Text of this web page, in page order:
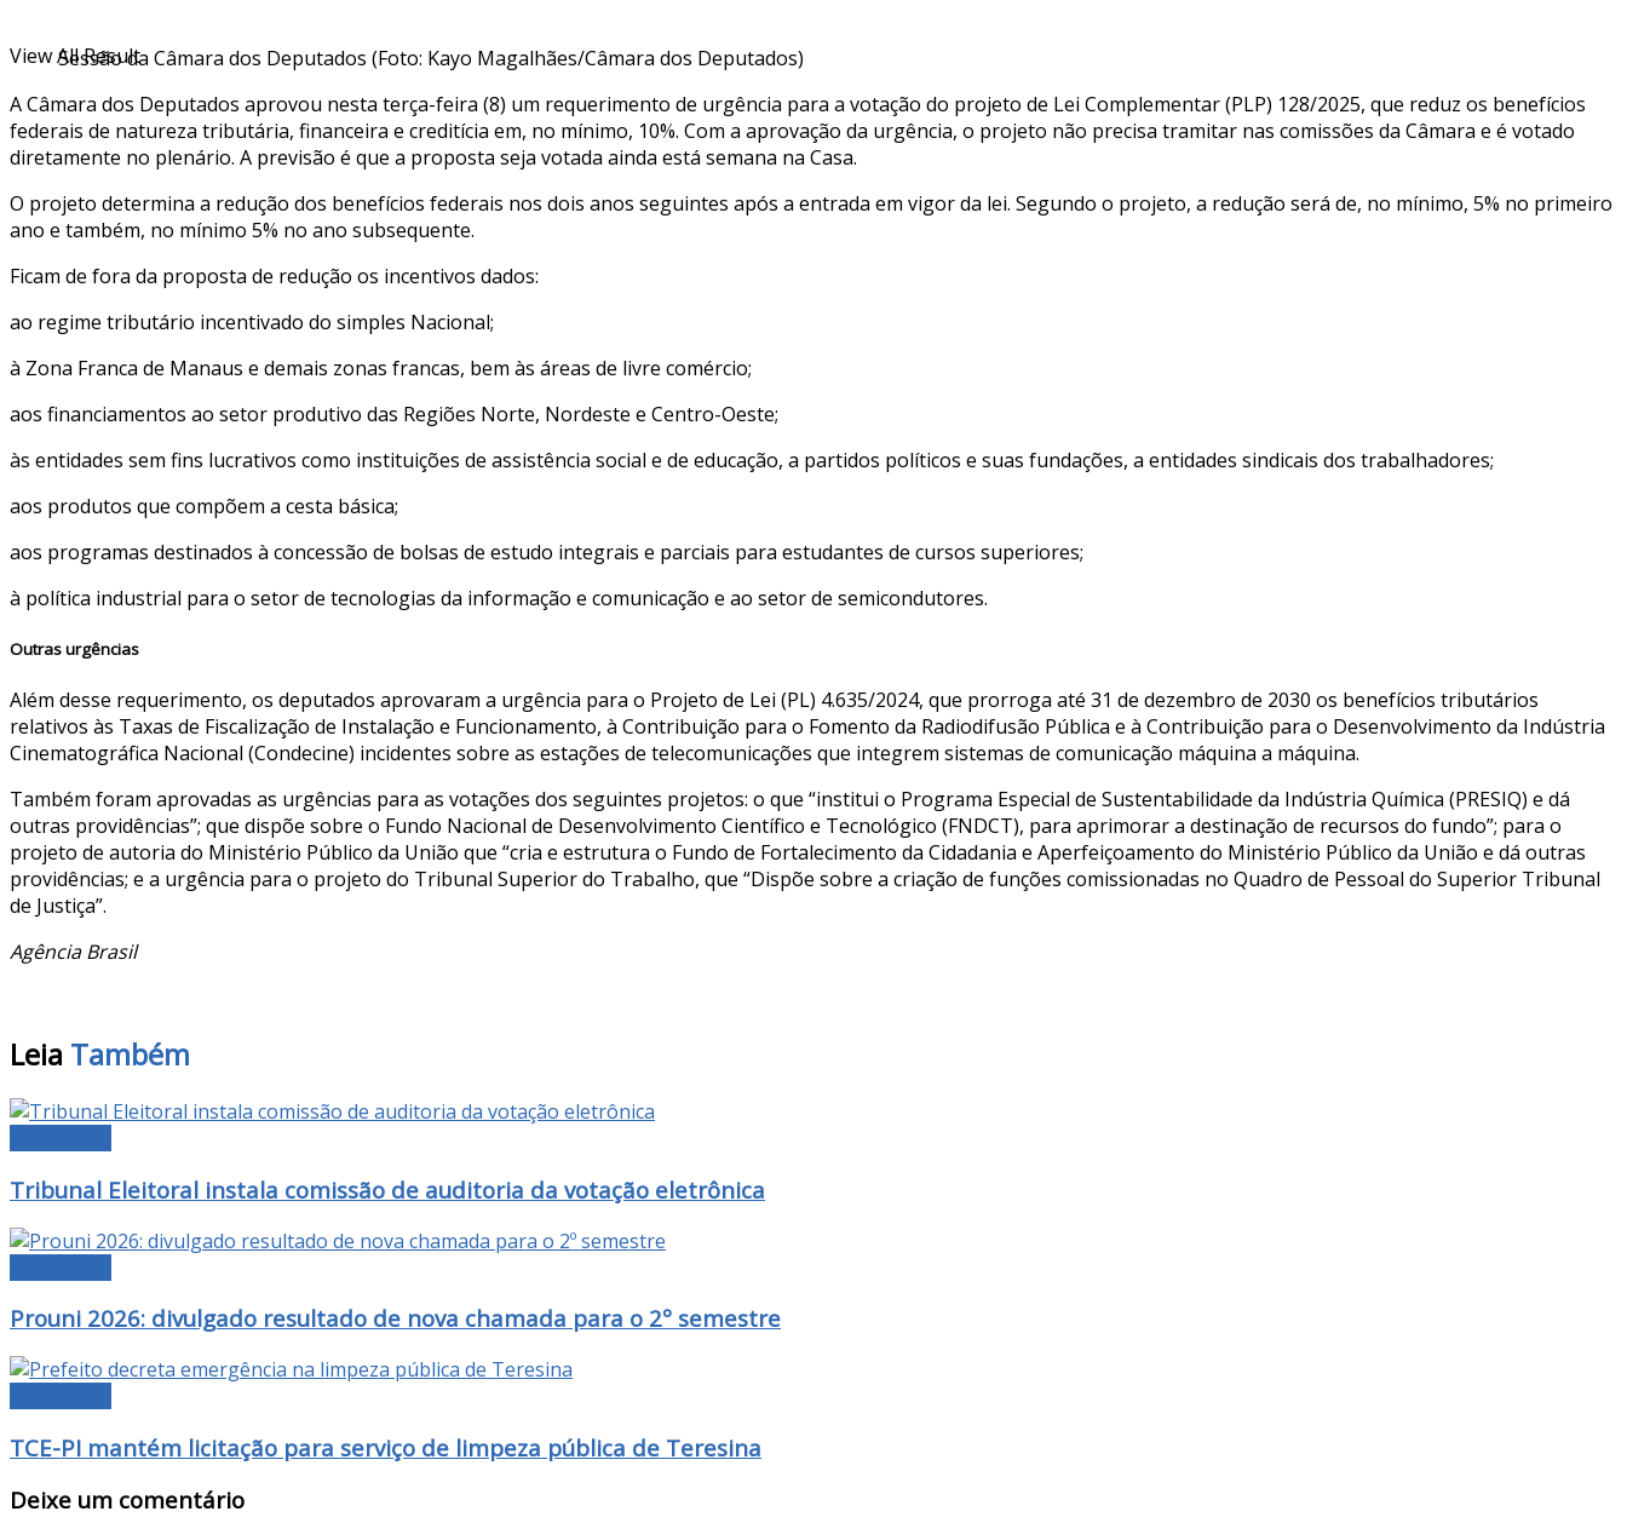
View All Result
Sessão da Câmara dos Deputados (Foto: Kayo Magalhães/Câmara dos Deputados)
A Câmara dos Deputados aprovou nesta terça-feira (8) um requerimento de urgência para a votação do projeto de Lei Complementar (PLP) 128/2025, que reduz os benefícios
federais de natureza tributária, financeira e creditícia em, no mínimo, 10%. Com a aprovação da urgência, o projeto não precisa tramitar nas comissões da Câmara e é votado
diretamente no plenário. A previsão é que a proposta seja votada ainda está semana na Casa.
O projeto determina a redução dos benefícios federais nos dois anos seguintes após a entrada em vigor da lei. Segundo o projeto, a redução será de, no mínimo, 5% no primeiro
ano e também, no mínimo 5% no ano subsequente.
Ficam de fora da proposta de redução os incentivos dados:
ao regime tributário incentivado do simples Nacional;
à Zona Franca de Manaus e demais zonas francas, bem às áreas de livre comércio;
aos financiamentos ao setor produtivo das Regiões Norte, Nordeste e Centro-Oeste;
às entidades sem fins lucrativos como instituições de assistência social e de educação, a partidos políticos e suas fundações, a entidades sindicais dos trabalhadores;
aos produtos que compõem a cesta básica;
aos programas destinados à concessão de bolsas de estudo integrais e parciais para estudantes de cursos superiores;
à política industrial para o setor de tecnologias da informação e comunicação e ao setor de semicondutores.
Outras urgências
Além desse requerimento, os deputados aprovaram a urgência para o Projeto de Lei (PL) 4.635/2024, que prorroga até 31 de dezembro de 2030 os benefícios tributários
relativos às Taxas de Fiscalização de Instalação e Funcionamento, à Contribuição para o Fomento da Radiodifusão Pública e à Contribuição para o Desenvolvimento da Indústria
Cinematográfica Nacional (Condecine) incidentes sobre as estações de telecomunicações que integrem sistemas de comunicação máquina a máquina.
Também foram aprovadas as urgências para as votações dos seguintes projetos: o que “institui o Programa Especial de Sustentabilidade da Indústria Química (PRESIQ) e dá
outras providências”; que dispõe sobre o Fundo Nacional de Desenvolvimento Científico e Tecnológico (FNDCT), para aprimorar a destinação de recursos do fundo”; para o
projeto de autoria do Ministério Público da União que “cria e estrutura o Fundo de Fortalecimento da Cidadania e Aperfeiçoamento do Ministério Público da União e dá outras
providências; e a urgência para o projeto do Tribunal Superior do Trabalho, que “Dispõe sobre a criação de funções comissionadas no Quadro de Pessoal do Superior Tribunal
de Justiça”.
Agência Brasil
Leia Também
Tribunal Eleitoral instala comissão de auditoria da votação eletrônica
Prouni 2026: divulgado resultado de nova chamada para o 2º semestre
TCE-PI mantém licitação para serviço de limpeza pública de Teresina
Deixe um comentário